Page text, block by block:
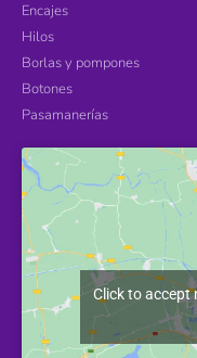
Encajes
Hilos
Borlas y pompones
Botones
Pasamanerías
Click to accept